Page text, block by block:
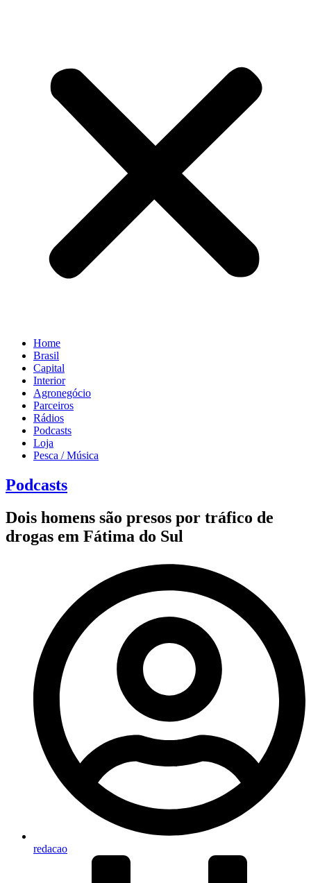
Home
Brasil
Capital
Interior
Agronegócio
Parceiros
Rádios
Podcasts
Loja
Pesca / Música
Podcasts
Dois homens são presos por tráfico de
drogas em Fátima do Sul
redacao